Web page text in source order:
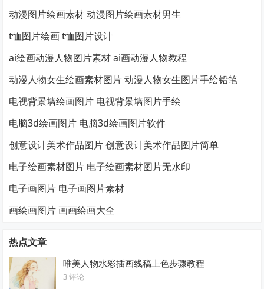
动漫图片绘画素材 动漫图片绘画素材男生
t恤图片绘画 t恤图片设计
ai绘画动漫人物图片素材 ai画动漫人物教程
动漫人物女生绘画素材图片 动漫人物女生图片手绘铅笔
电视背景墙绘画图片 电视背景墙图片手绘
电脑3d绘画图片 电脑3d绘画图片软件
创意设计美术作品图片 创意设计美术作品图片简单
电子绘画素材图片 电子绘画素材图片无水印
电子画图片 电子画图片素材
画绘画图片 画画绘画大全
热点文章
唯美人物水彩插画线稿上色步骤教程
3 评论